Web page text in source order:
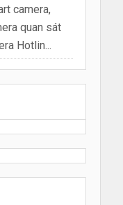
camera,
quan sát
Hotlin...